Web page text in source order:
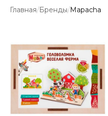
Главная/Бренды/Mapacha